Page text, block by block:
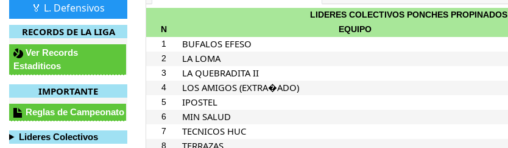
🏅 L. Defensivos
RECORDS DE LA LIGA
Ver Records
Estaditicos
IMPORTANTE
Reglas de Campeonato
Lideres Colectivos
LIDERES COLECTIVOS PONCHES PROPINADOS
N
EQUIPO
1
BUFALOS EFESO
2
LA LOMA
3
LA QUEBRADITA II
4
LOS AMIGOS (EXTRA�ADO)
5
IPOSTEL
6
MIN SALUD
7
TECNICOS HUC
8